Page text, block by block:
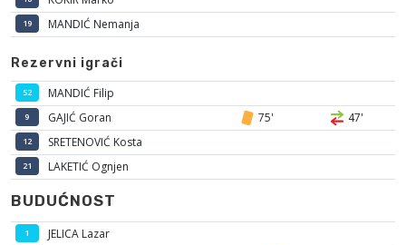
19 MANDIĆ Nemanja
Rezervni igrači
52 MANDIĆ Filip
9 GAJIĆ Goran 75' 47'
12 SRETENOVIĆ Kosta
21 LAKETIĆ Ognjen
BUDUĆNOST
1 JELICA Lazar